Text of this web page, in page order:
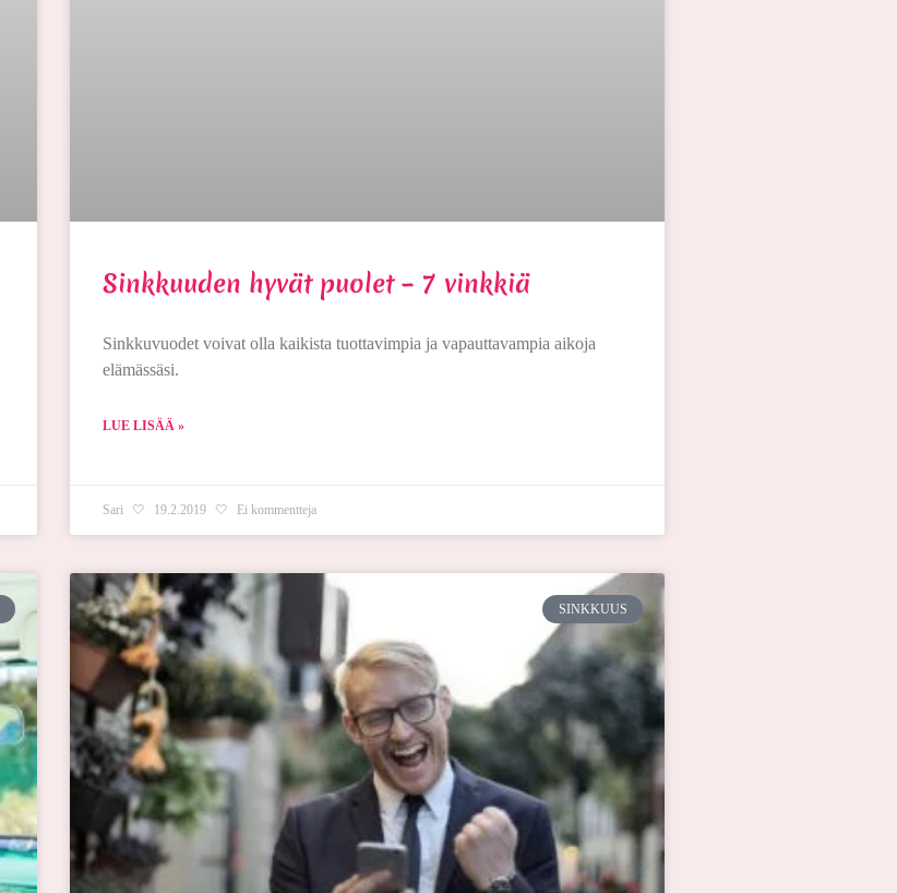
Sinkkuuden hyvät puolet – 7 vinkkiä
Sinkkuvuodet voivat olla kaikista tuottavimpia ja vapauttavampia aikoja
elämässäsi.
LUE LISÄÄ »
Sari 19.2.2019 Ei kommentteja
SINKKUUS